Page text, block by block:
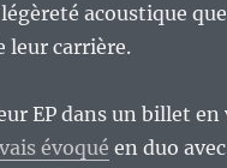
acoustique
leur carrière.
EP dans un billet
évoqué en duo